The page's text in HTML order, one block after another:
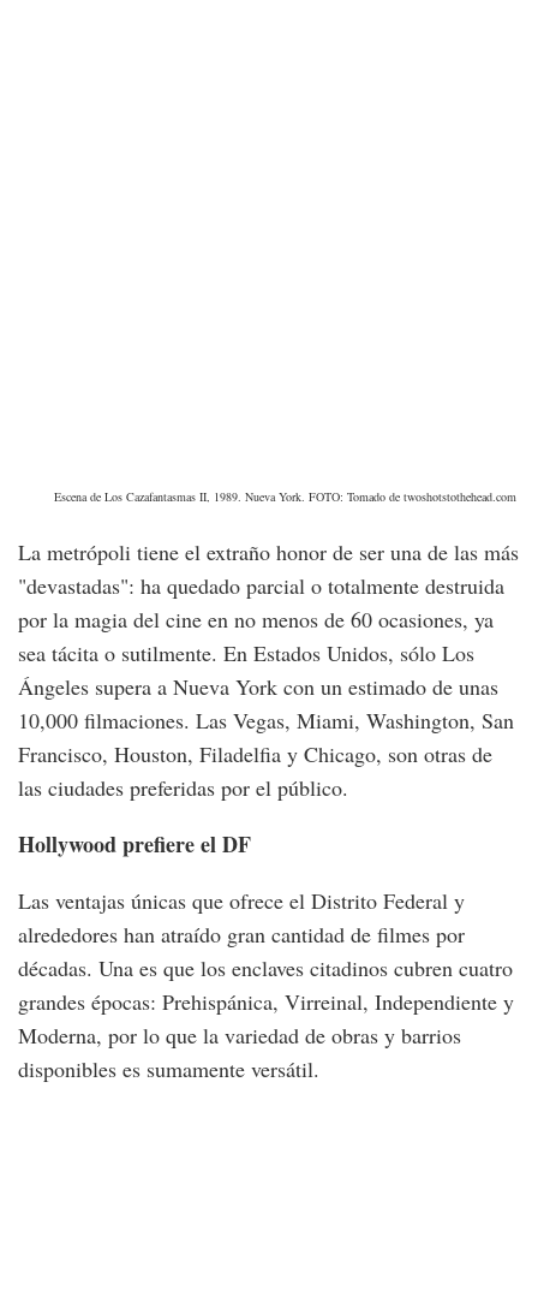
Escena de Los Cazafantasmas II, 1989. Nueva York. FOTO: Tomado de twoshotstothehead.com
La metrópoli tiene el extraño honor de ser una de las más
"devastadas": ha quedado parcial o totalmente destruida
por la magia del cine en no menos de 60 ocasiones, ya
sea tácita o sutilmente. En Estados Unidos, sólo Los
Ángeles supera a Nueva York con un estimado de unas
10,000 filmaciones. Las Vegas, Miami, Washington, San
Francisco, Houston, Filadelfia y Chicago, son otras de
las ciudades preferidas por el público.
Hollywood prefiere el DF
Las ventajas únicas que ofrece el Distrito Federal y
alrededores han atraído gran cantidad de filmes por
décadas. Una es que los enclaves citadinos cubren cuatro
grandes épocas: Prehispánica, Virreinal, Independiente y
Moderna, por lo que la variedad de obras y barrios
disponibles es sumamente versátil.